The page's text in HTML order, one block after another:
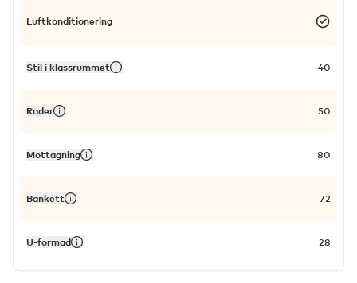
Luftkonditionering
Stil i klassrummet 40
Rader 50
Mottagning 80
Bankett 72
U-formad 28